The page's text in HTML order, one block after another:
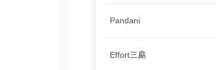
Pandani
Effort三島